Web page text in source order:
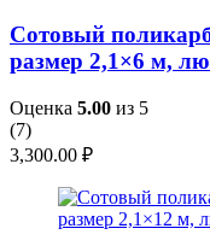
Сотовый
размер 2,1×6 м,
Оценка 5.00 из 5
(7)
3,300.00 ₽